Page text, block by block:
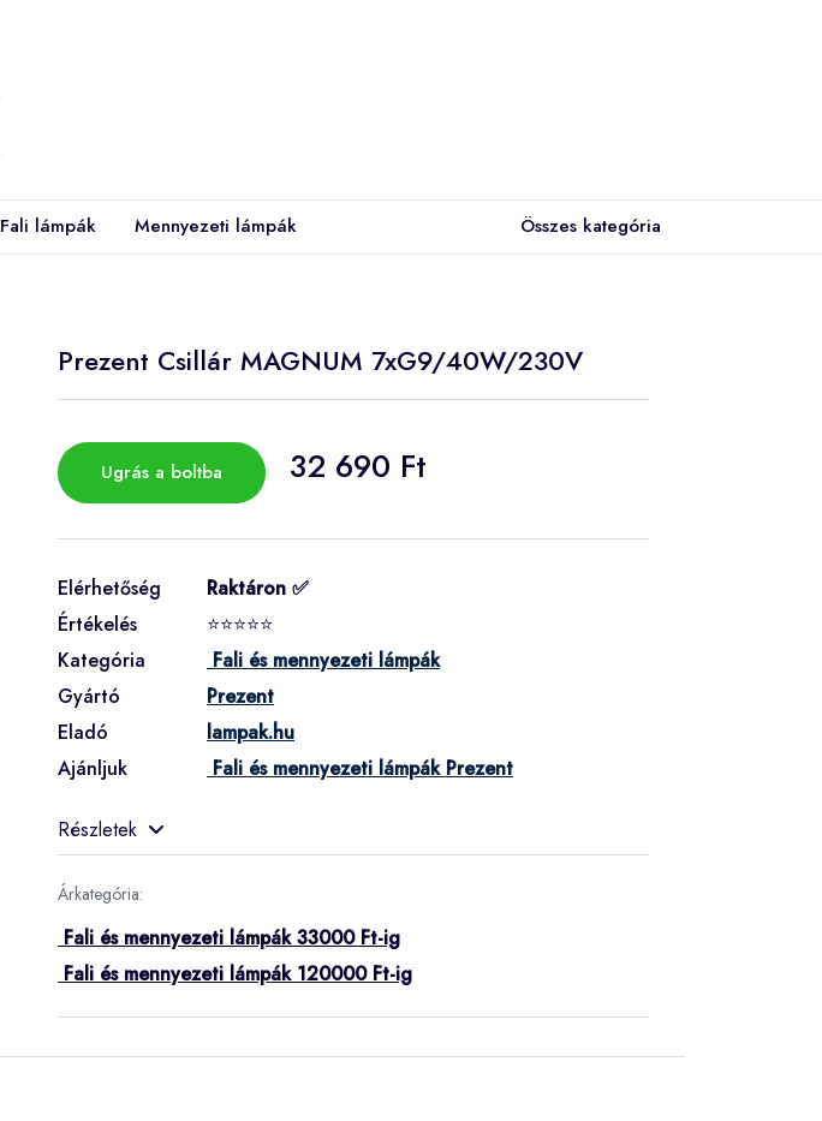
Fali lámpák Mennyezeti lámpák Összes kategória
Prezent Csillár MAGNUM 7xG9/40W/230V
Ugrás a boltba 32 690 Ft
Elérhetőség
Raktáron ✅
Értékelés
⭐⭐⭐⭐⭐
Kategória
Fali és mennyezeti lámpák
Gyártó
Prezent
Eladó
lampak.hu
Ajánljuk
Fali és mennyezeti lámpák Prezent
Részletek
Árkategória:
Fali és mennyezeti lámpák 33000 Ft-ig
Fali és mennyezeti lámpák 120000 Ft-ig